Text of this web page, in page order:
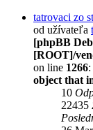
tatrovaci zo
od užívateľa
[phpBB
[ROOT]/
on line 1266:
object that
10
22435